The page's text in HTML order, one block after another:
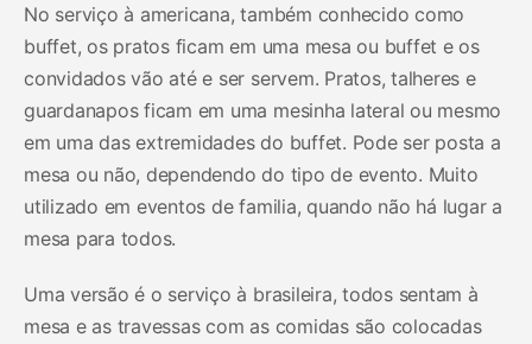
No serviço à americana, também conhecido como
buffet, os pratos ficam em uma mesa ou buffet e os
convidados vão até e ser servem. Pratos, talheres e
guardanapos ficam em uma mesinha lateral ou mesmo
em uma das extremidades do buffet. Pode ser posta a
mesa ou não, dependendo do tipo de evento. Muito
utilizado em eventos de familia, quando não há lugar a
mesa para todos.
Uma versão é o serviço à brasileira, todos sentam à
mesa e as travessas com as comidas são colocadas